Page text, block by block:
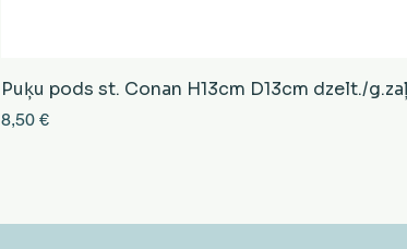
Puķu pods st. Conan H13cm D13cm dzelt./
Cena
8,50 €